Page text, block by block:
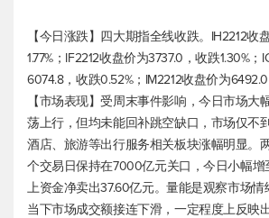
【今日涨跌】四大期指全线收跌。IH2212收
1.77%；IF2212收盘价为3737.0，收跌1.30%；
6074.8，收跌0.52%；IM2212收盘价为6492.0
【市场表现】受周末事件影响，今日市场大
荡上行，但均未能回补跳空缺口，市场仅不
酒店、旅游等出行服务相关板块涨幅明显。
个交易日保持在7000亿元关口，今日小幅增
上资金净卖出37.60亿元。量能是观察市场情
当下市场成交额接连下滑，一定程度上反映